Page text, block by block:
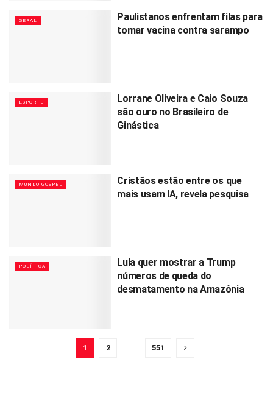
GERAL
Paulistanos enfrentam filas para
tomar vacina contra sarampo
ESPORTE
Lorrane Oliveira e Caio Souza
são ouro no Brasileiro de
Ginástica
MUNDO GOSPEL
Cristãos estão entre os que
mais usam IA, revela pesquisa
POLÍTICA
Lula quer mostrar a Trump
números de queda do
desmatamento na Amazônia
1 2 551